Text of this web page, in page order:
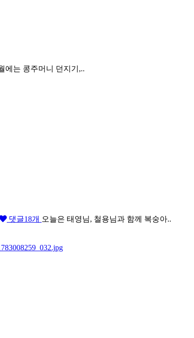
에는 콩주머니 던지기,..
댓글18개 오늘은 태영님, 철용님과 함께 복숭아..